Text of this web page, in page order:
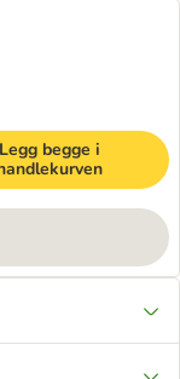
Legg begge i